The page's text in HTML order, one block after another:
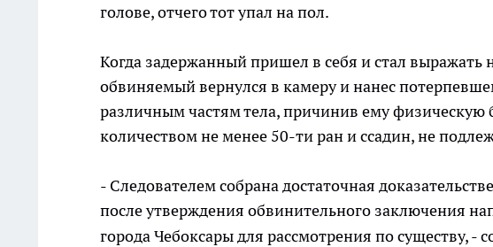
голове, отчего тот упал на пол.
Когда задержанный пришел в себя и стал выражать
обвиняемый вернулся в камеру и нанес
различным частям тела, причинив ему
количеством не менее 50-ти ран и ссадин, не
- Следователем собрана достаточная
после утверждения обвинительного заключения
города Чебоксары для рассмотрения по существу, -